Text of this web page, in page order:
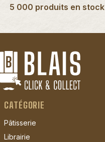
5 000 produits en stock
CATÉGORIE
Pâtisserie
Librairie